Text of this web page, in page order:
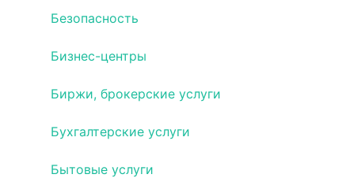
Безопасность
Бизнес-центры
Биржи, брокерские услуги
Бухгалтерские услуги
Бытовые услуги